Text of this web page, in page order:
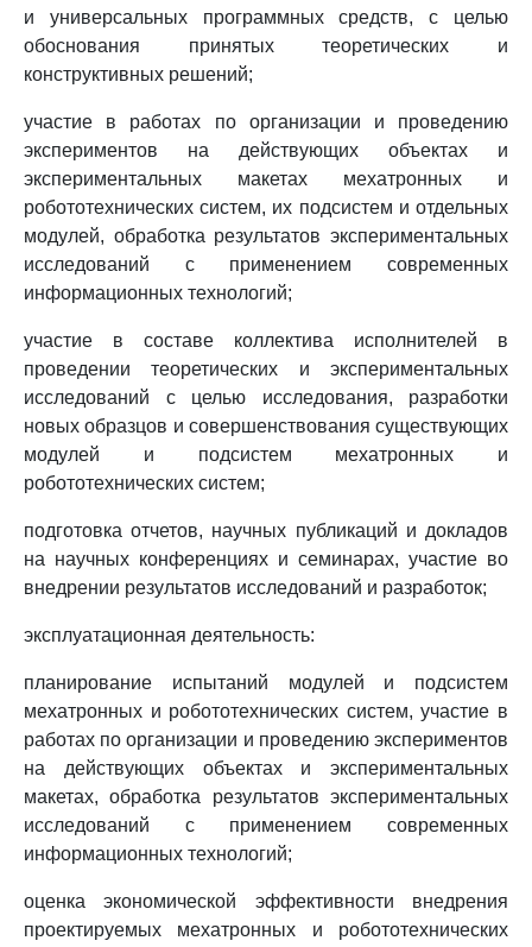
и универсальных программных средств, с целью
обоснования принятых теоретических и
конструктивных решений;
участие в работах по организации и проведению
экспериментов на действующих объектах и
экспериментальных макетах мехатронных и
робототехнических систем, их подсистем и отдельных
модулей, обработка результатов экспериментальных
исследований с применением современных
информационных технологий;
участие в составе коллектива исполнителей в
проведении теоретических и экспериментальных
исследований с целью исследования, разработки
новых образцов и совершенствования существующих
модулей и подсистем мехатронных и
робототехнических систем;
подготовка отчетов, научных публикаций и докладов
на научных конференциях и семинарах, участие во
внедрении результатов исследований и разработок;
эксплуатационная деятельность:
планирование испытаний модулей и подсистем
мехатронных и робототехнических систем, участие в
работах по организации и проведению экспериментов
на действующих объектах и экспериментальных
макетах, обработка результатов экспериментальных
исследований с применением современных
информационных технологий;
оценка экономической эффективности внедрения
проектируемых мехатронных и робототехнических